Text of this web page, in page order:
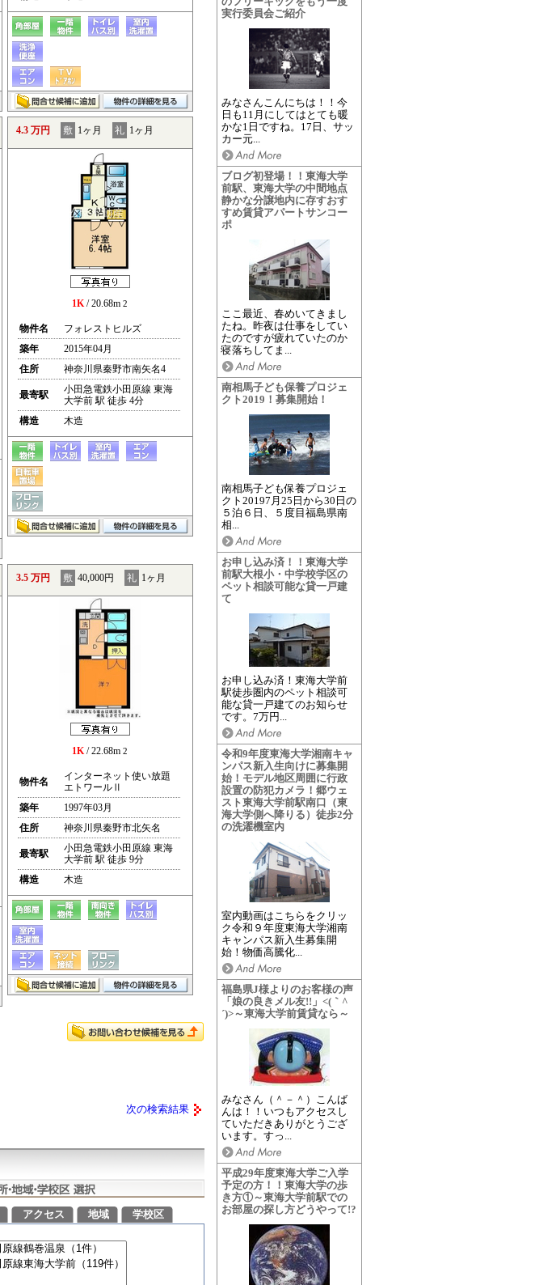
実行委員会ご紹介
みなさんこんにちは！！今
日も11月にしてはとても暖
かな1日ですね。17日、サッ
カー元...
ブログ初登場！！東海大学
前駅、東海大学の中間地点
静かな分譲地内に存すおす
すめ賃貸アパートサンコー
ポ
ここ最近、春めいてきまし
たね。昨夜は仕事をしてい
たのですが疲れていたのか
寝落ちしてま...
南相馬子ども保養プロジェ
クト2019！募集開始！
南相馬子ども保養プロジェ
クト20197月25日から30日の
５泊６日、５度目福島県南
相...
お申し込み済！！東海大学
前駅大根小・中学校学区の
ペット相談可能な貸一戸建
て
お申し込み済！東海大学前
駅徒歩圏内のペット相談可
能な貸一戸建てのお知らせ
です。7万円...
令和9年度東海大学湘南キャ
ンパス新入生向けに募集開
始！モデル地区周囲に行政
設置の防犯カメラ！郷ウェ
スト東海大学前駅南口（東
海大学側へ降りる）徒歩2分
の洗濯機室内
室内動画はこちらをクリッ
ク令和９年度東海大学湘南
キャンパス新入生募集開
始！物価高騰化...
福島県J様よりのお客様の声
「娘の良きメル友!!」<(｀^
´)>～東海大学前賃貸なら～
みなさん（＾－＾）こんば
んは！！いつもアクセスし
ていただきありがとうござ
います。すっ...
平成29年度東海大学ご入学
予定の方！！東海大学の歩
き方①～東海大学前駅での
お部屋の探し方どうやって!?
4.3 万円 敷 1ヶ月 礼 1ヶ月
1K/ 20.68m 2
物件名
フォレストヒルズ
築年
2015年04月
住所
神奈川県秦野市南矢名4
最寄駅
小田急電鉄小田原線 東海
大学前 駅 徒歩 4分
構造
木造
3.5 万円 敷 40,000円 礼 1ヶ月
1K/ 22.68m 2
物件名
インターネット使い放題
エトワールⅡ
築年
1997年03月
住所
神奈川県秦野市北矢名
最寄駅
小田急電鉄小田原線 東海
大学前 駅 徒歩 9分
構造
木造
次の検索結果
アクセス 地域 学校区